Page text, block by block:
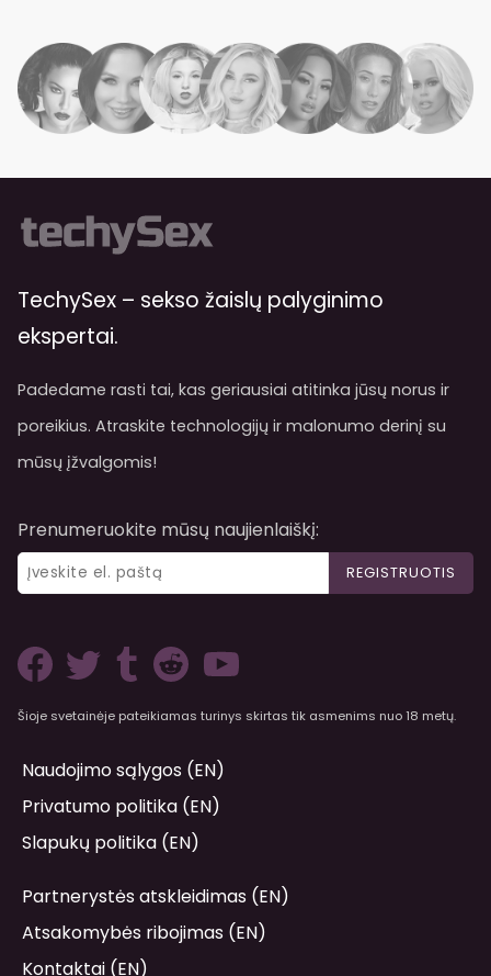
TechySex – sekso žaislų palyginimo
ekspertai.
Padedame rasti tai, kas geriausiai atitinka jūsų norus ir
poreikius. Atraskite technologijų ir malonumo derinį su
mūsų įžvalgomis!
Prenumeruokite mūsų naujienlaiškį:
REGISTRUOTIS
Šioje svetainėje pateikiamas turinys skirtas tik asmenims nuo 18 metų.
Naudojimo sąlygos (EN)
Privatumo politika (EN)
Slapukų politika (EN)
Partnerystės atskleidimas (EN)
Atsakomybės ribojimas (EN)
Kontaktai (EN)